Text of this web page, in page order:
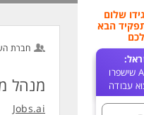
שלום
הבא
עבודה
חברת
מנהל
Jobs.ai